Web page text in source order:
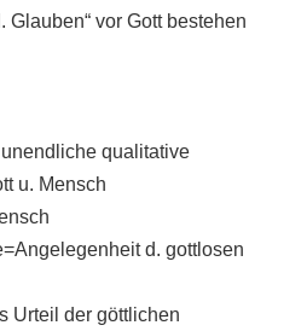
Glauben“ vor Gott bestehen
qualitative
u. Mensch
d. gottlosen
Urteil der göttlichen